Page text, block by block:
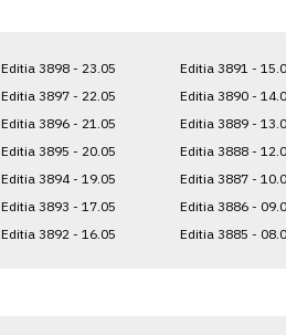
Editia 3898 - 23.05
Editia 3897 - 22.05
Editia 3896 - 21.05
Editia 3895 - 20.05
Editia 3894 - 19.05
Editia 3893 - 17.05
Editia 3892 - 16.05
Editia 3891 -
Editia 3890 -
Editia 3889 -
Editia 3888 -
Editia 3887 -
Editia 3886 -
Editia 3885 -